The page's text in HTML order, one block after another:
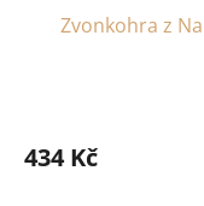
Zvonkohra z
434 Kč